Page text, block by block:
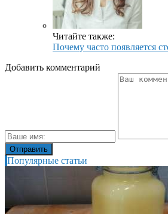
Читайте также:
Почему часто появляется
Добавить комментарий
Популярные статьи